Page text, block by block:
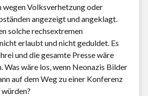
wegen Volksverhetzung oder
angezeigt und angeklagt.
solche rechsextremen
erlaubt und nicht geduldet. Es
und die gesamte Presse wäre
Was wäre los, wenn Neonazis Bilder
auf dem Weg zu einer Konferenz